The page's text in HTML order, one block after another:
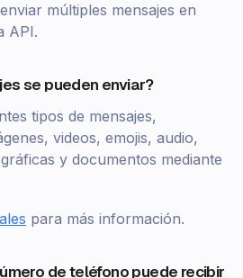
múltiples mensajes en
API.
se pueden enviar?
tipos de mensajes,
videos, emojis, audio,
y documentos mediante
para más información.
de teléfono puede recibir